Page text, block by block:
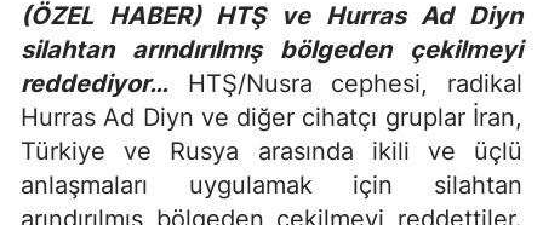
(ÖZEL HABER) HTŞ ve Hurras Ad Diyn
silahtan arındırılmış bölgeden çekilmeyi
reddediyor… HTŞ/Nusra cephesi, radikal
Hurras Ad Diyn ve diğer cihatçı gruplar İran,
Türkiye ve Rusya arasında ikili ve üçlü
anlaşmaları uygulamak için silahtan
arındırılmış bölgeden çekilmeyi reddettiler.